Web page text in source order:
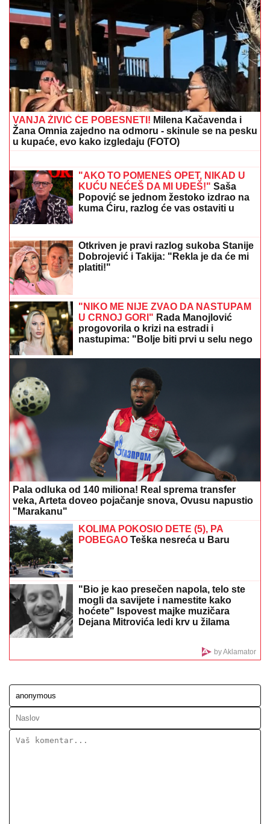
Suzana Jovanović prvi put priznala da je njena
koleginica POKUŠALA DA JOJ UNIŠTI BRAK sa
Sašom: "Reagovala je policija, to je bila
podmetačina"
UHAPŠEN MENADŽER BENZINSKE
PUMPE U BEOGRADU!
Rasvetljena
ogromna pljačka, zgrnuo MILIONE, na
meti mu bila i menjačnica
"STEFANI MI BRANI DA VIDIM DETE"
Haos na crnogorskom primorju! Terza
i Munjez oči u oči, on progovorio o
joj dokaze" (VIDEO)
STIGLA PRINOVA U DOM MILICE TODOROVIĆ
Pevačica puca od sreće, usred koncerta saopštila
vesti
"BUCKO"
Milan Kalinić pokazao na
letovanju U KAKVOJ JE SAD FORMI,
komentar Anđelke Prpić iznenadio
sve! Ne vraća mu se u Srbiju: "Imaš li
ti kuću?" (FOTO)
(FOTO) BALONI, CVEĆE I PRELEPA
DEKORACIJADea Đurđević
preuredila stan za dolazak naslednice,
sve u znaku male Iris: "Dobrodošla,
ljubavi"
VANJA ŽIVIĆ ĆE POBESNETI!Milena Kačavenda i
Žana Omnia zajedno na odmoru - skinule se na pesku
u kupaće, evo kako izgledaju (FOTO)
DMITRIJEV OBJASNIO: